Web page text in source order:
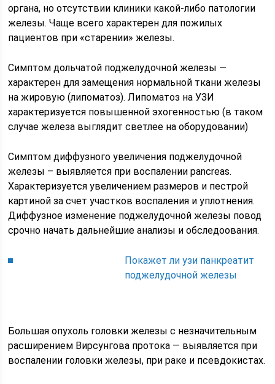
органа, но отсутствии клиники какой-либо патологии
железы. Чаще всего характерен для пожилых
пациентов при «старении» железы.
Симптом дольчатой поджелудочной железы —
характерен для замещения нормальной ткани железы
на жировую (липоматоз). Липоматоз на УЗИ
характеризуется повышенной эхогенностью (в таком
случае железа выглядит светлее на оборудовании)
Симптом диффузного увеличения поджелудочной
железы – выявляется при воспалении pancreas.
Характеризуется увеличением размеров и пестрой
картиной за счет участков воспаления и уплотнения.
Диффузное изменение поджелудочной железы повод
срочно начать дальнейшие анализы и обследоования.
Покажет ли узи панкреатит
поджелудочной железы
Большая опухоль головки железы с незначительным
расширением Вирсунгова протока — выявляется при
воспалении головки железы, при раке и псевдокистах.